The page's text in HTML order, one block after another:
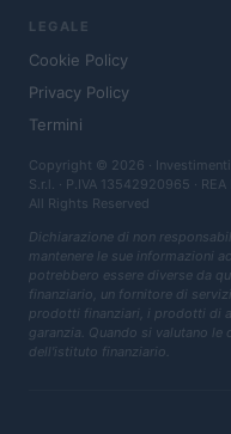
LEGALE
Cookie Policy
Privacy Policy
Termini
Copyright © 2026 ·
S.r.l. · P.IVA 13542920965 ·
All Rights Reserved
Dichiarazione di non
mantenere le sue informazioni
potrebbero essere diverse da
finanziario, un fornitore di
prodotti finanziari, i prodotti di
garanzia. Quando si valutano
dell'istituto finanziario.